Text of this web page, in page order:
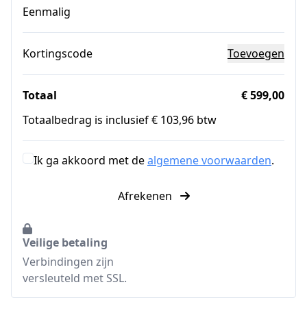
Eenmalig
Kortingscode Toevoegen
Totaal
€ 599,00
Totaalbedrag is inclusief € 103,96 btw
Ik ga akkoord met dealgemene voorwaarden.
Afrekenen
Veilige betaling
Verbindingen zijn
versleuteld met SSL.